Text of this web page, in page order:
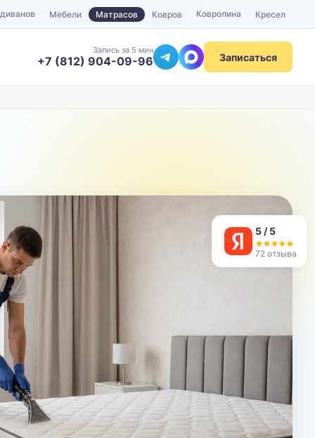
Мебели Матрасов Ковров Ковролина Кресел
Запись за 5 мин
+7 (812) 904-09-96 Записаться
5 / 5
72 отзыва